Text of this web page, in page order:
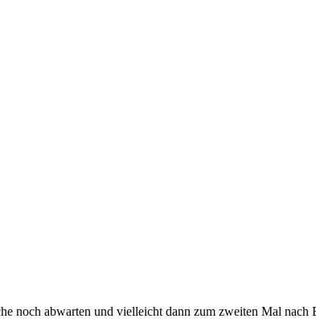
noch abwarten und vielleicht dann zum zweiten Mal nach